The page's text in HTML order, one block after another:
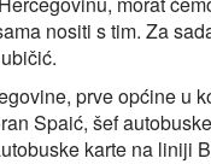
nositi s tim. Za
prve općine u
Spaić, šef
karte na liniji